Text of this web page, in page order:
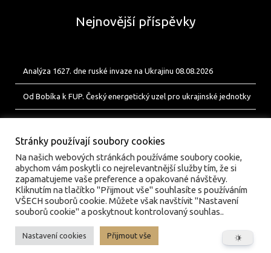
Nejnovější příspěvky
Analýza 1627. dne ruské invaze na Ukrajinu 08.08.2026
Od Bobíka k FUP. Český energetický uzel pro ukrajinské jednotky
© valka.online | Vydavatel: Jan Tofl, Plzeň | ISSN 3029-
6420
Stránky používají soubory cookies
Na našich webových stránkách používáme soubory cookie,
abychom vám poskytli co nejrelevantnější služby tím, že si
zapamatujeme vaše preference a opakované návštěvy.
Kliknutím na tlačítko "Přijmout vše" souhlasíte s používáním
VŠECH souborů cookie. Můžete však navštívit "Nastavení
souborů cookie" a poskytnout kontrolovaný souhlas..
Nastavení cookies Přijmout vše